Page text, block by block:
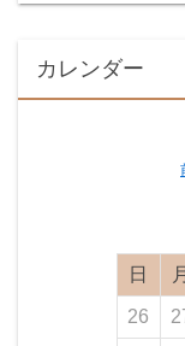
カレンダー
日曜日
26